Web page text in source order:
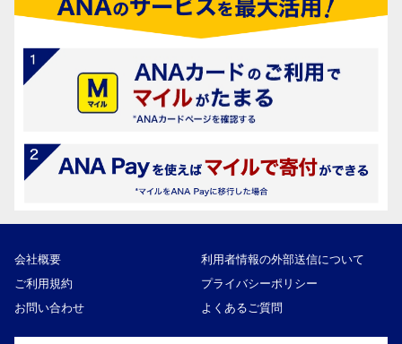
会社概要
利用者情報の外部送信について
ご利用規約
プライバシーポリシー
お問い合わせ
よくあるご質問